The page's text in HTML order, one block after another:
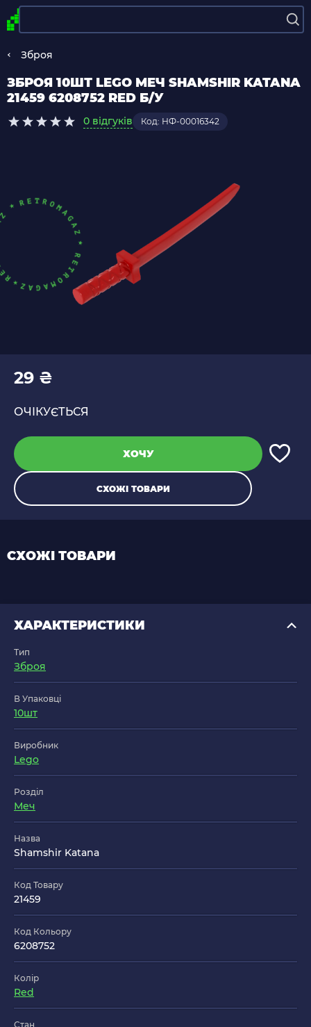
Зброя
ЗБРОЯ 10ШТ LEGO МЕЧ SHAMSHIR KATANA
21459 6208752 RED Б/У
0 відгуків Код: НФ-00016342
29 ₴
ОЧІКУЄТЬСЯ
ХОЧУ
СХОЖІ ТОВАРИ
СХОЖІ ТОВАРИ
ХАРАКТЕРИСТИКИ
Тип
Зброя
В Упаковці
10шт
Виробник
Lego
Розділ
Меч
Назва
Shamshir Katana
Код Товару
21459
Код Кольору
6208752
Колір
Red
Стан